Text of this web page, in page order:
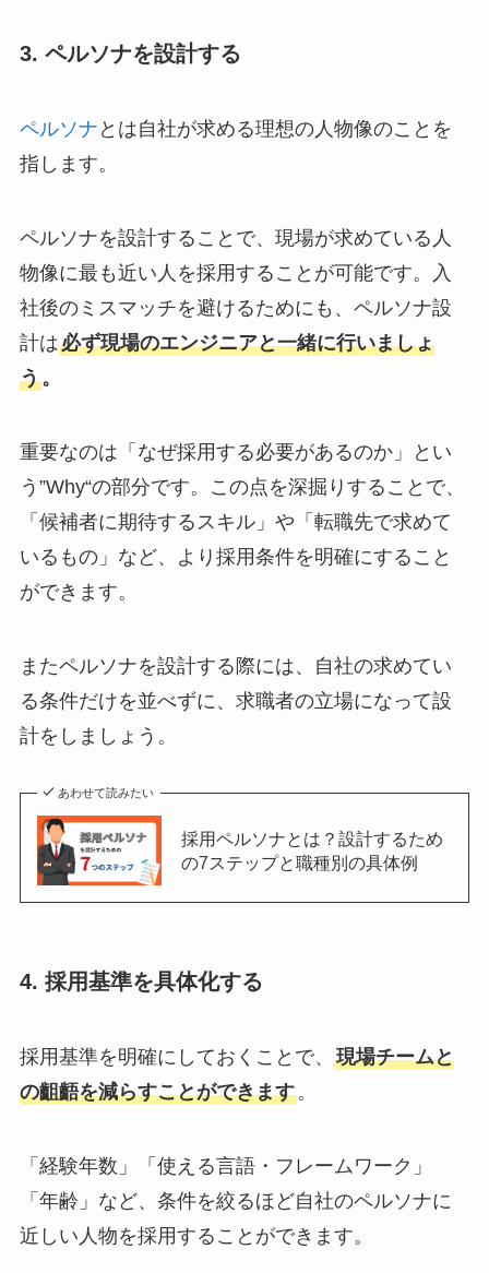
3. ペルソナを設計する
ペルソナ とは自社が求める理想の人物像のことを
指します。
ペルソナを設計することで、現場が求めている人
物像に最も近い人を採用することが可能です。入
社後のミスマッチを避けるためにも、ペルソナ設
計は必ず現場のエンジニアと一緒に行いましょ
う。
重要なのは「なぜ採用する必要があるのか」とい
う”Why“の部分です。この点を深掘りすることで、
「候補者に期待するスキル」や「転職先で求めて
いるもの」など、より採用条件を明確にすること
ができます。
またペルソナを設計する際には、自社の求めてい
る条件だけを並べずに、求職者の立場になって設
計をしましょう。
あわせて読みたい
採用ペルソナとは？設計するため
の7ステップと職種別の具体例
4. 採用基準を具体化する
採用基準を明確にしておくことで、 現場チームと
の齟齬を減らすことができます。
「経験年数」「使える言語・フレームワーク」
「年齢」など、条件を絞るほど自社のペルソナに
近しい人物を採用することができます。